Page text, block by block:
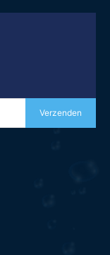
Verzenden